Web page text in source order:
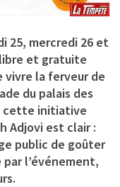
25, mercredi 26 et
et gratuite
vivre la ferveur de
du palais des
cette initiative
Adjovi est clair :
public de goûter
par l’événement,